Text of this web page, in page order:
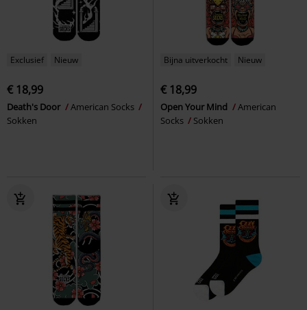
Exclusief Nieuw
€ 18,99
Death's Door
American Socks
Sokken
Bijna uitverkocht Nieuw
€ 18,99
Open Your Mind
American
Socks
Sokken